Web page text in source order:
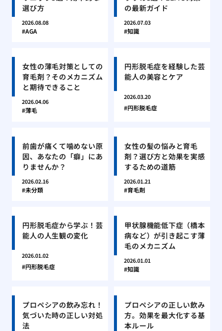
選び方
2026.08.08
AGA
の最新ガイド
2026.07.03
知識
女性の薄毛対策としての
育毛剤？そのメカニズム
と期待できること
2026.04.06
薄毛
円形脱毛症を経験した芸
能人の美容とケア
2026.03.20
円形脱毛症
前歯が痛くて噛めない原
因、あなたの「癖」にあ
りませんか？
2026.02.16
未分類
女性の髪の悩みと育毛
剤？選び方と効果を実感
するための道筋
2026.01.21
育毛剤
円形脱毛症から学ぶ！芸
能人の人生観の変化
2026.01.02
円形脱毛症
甲状腺機能低下症（橋本
病など）が引き起こす薄
毛のメカニズム
2026.01.01
知識
プロペシアの飲み忘れ！
気づいた時の正しい対処
法
プロペシアの正しい飲み
方。効果を最大化する基
本ルール